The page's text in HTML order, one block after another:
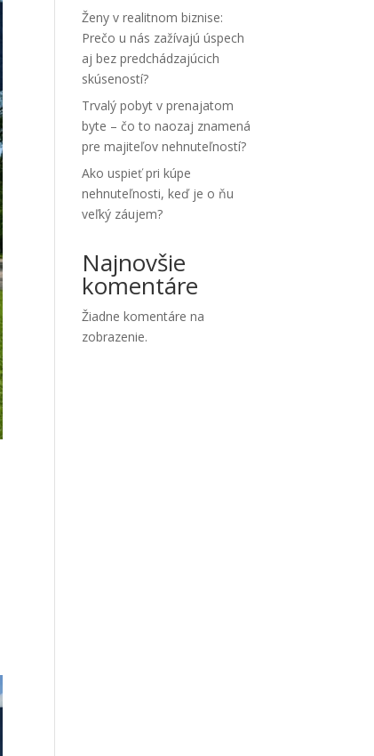
Ženy v realitnom biznise:
Prečo u nás zažívajú úspech
aj bez predchádzajúcich
skúseností?
Trvalý pobyt v prenajatom
byte – čo to naozaj znamená
pre majiteľov nehnuteľností?
Ako uspieť pri kúpe
nehnuteľnosti, keď je o ňu
veľký záujem?
Najnovšie
komentáre
Žiadne komentáre na
zobrazenie.